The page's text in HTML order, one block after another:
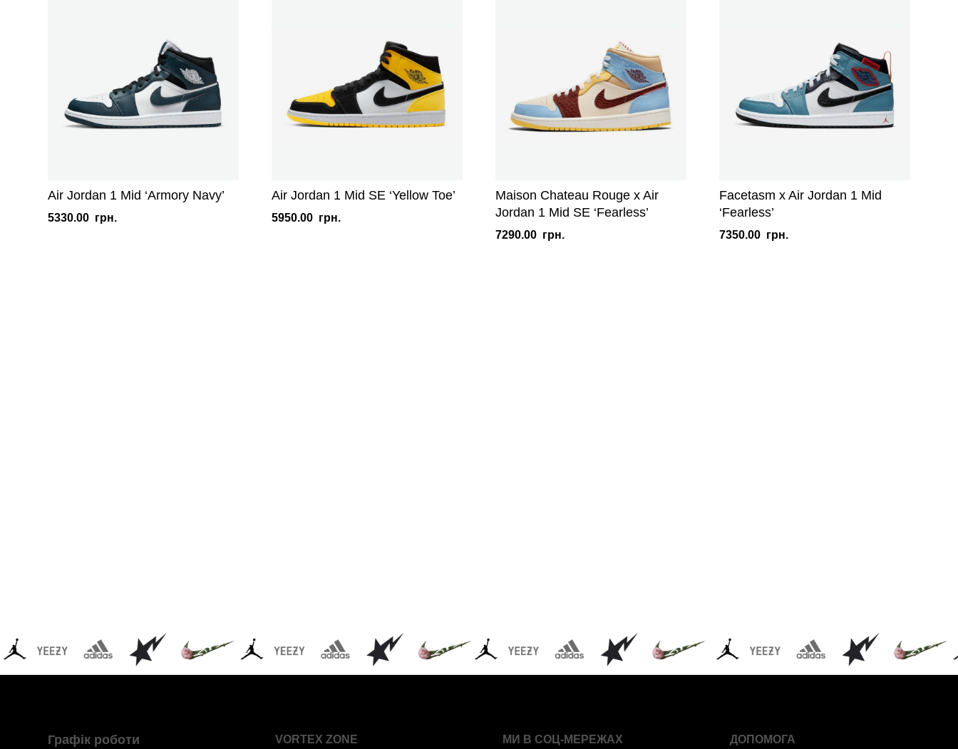
Air Jordan 1 Mid ‘Armory Navy’
5330.00 грн.
Air Jordan 1 Mid SE ‘Yellow Toe’
5950.00 грн.
Maison Chateau Rouge x Air
Jordan 1 Mid SE ‘Fearless’
7290.00 грн.
Facetasm x Air Jordan 1 Mid
‘Fearless’
7350.00 грн.
Графік роботи VORTEX ZONE МИ В СОЦ-МЕРЕЖАХ ДОПОМОГА